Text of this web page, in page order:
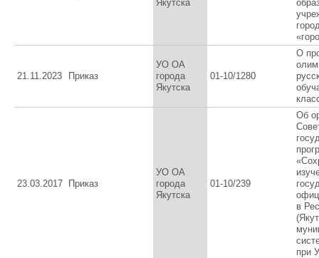
Якутска
21.11.2023 Приказ
УО ОА
города
Якутска
01-10/1280
О
23.03.2017 Приказ
УО ОА
города
Якутска
01-10/239
Об
в
при